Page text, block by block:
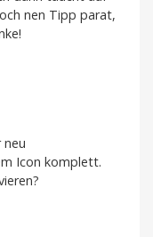
nen Tipp parat,
neu
Icon komplett.